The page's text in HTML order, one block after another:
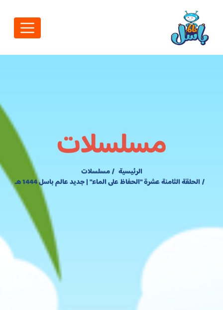
مسلسلات
الرئيسية
مسلسلات
الحلقة الثامنة عشرة "الحفاظ على الماء" | جديد عالم باسل 1444 هـ